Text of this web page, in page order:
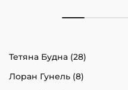
Тетяна Будна (28)
Лоран Гунель (8)